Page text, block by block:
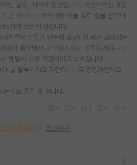
인 글로, 지극히 정상입니다. 비언어적인 표현
분 하나하나 파악하며 써줄 수도 없을 뿐더러
하게 쓰는게 맞습니다.
만 글의 말투가 단순히 dry하게 써서 보내시는
력이 풍부해서 교수님이 화난 말투일거야~~라
멘탈이 너무 약함이라고 느껴집니다.
글 말투가지고 저런다~ 너무 징징거린다고
것도 좋을 듯 합니다.
인이 필요합니다. 로그인하기